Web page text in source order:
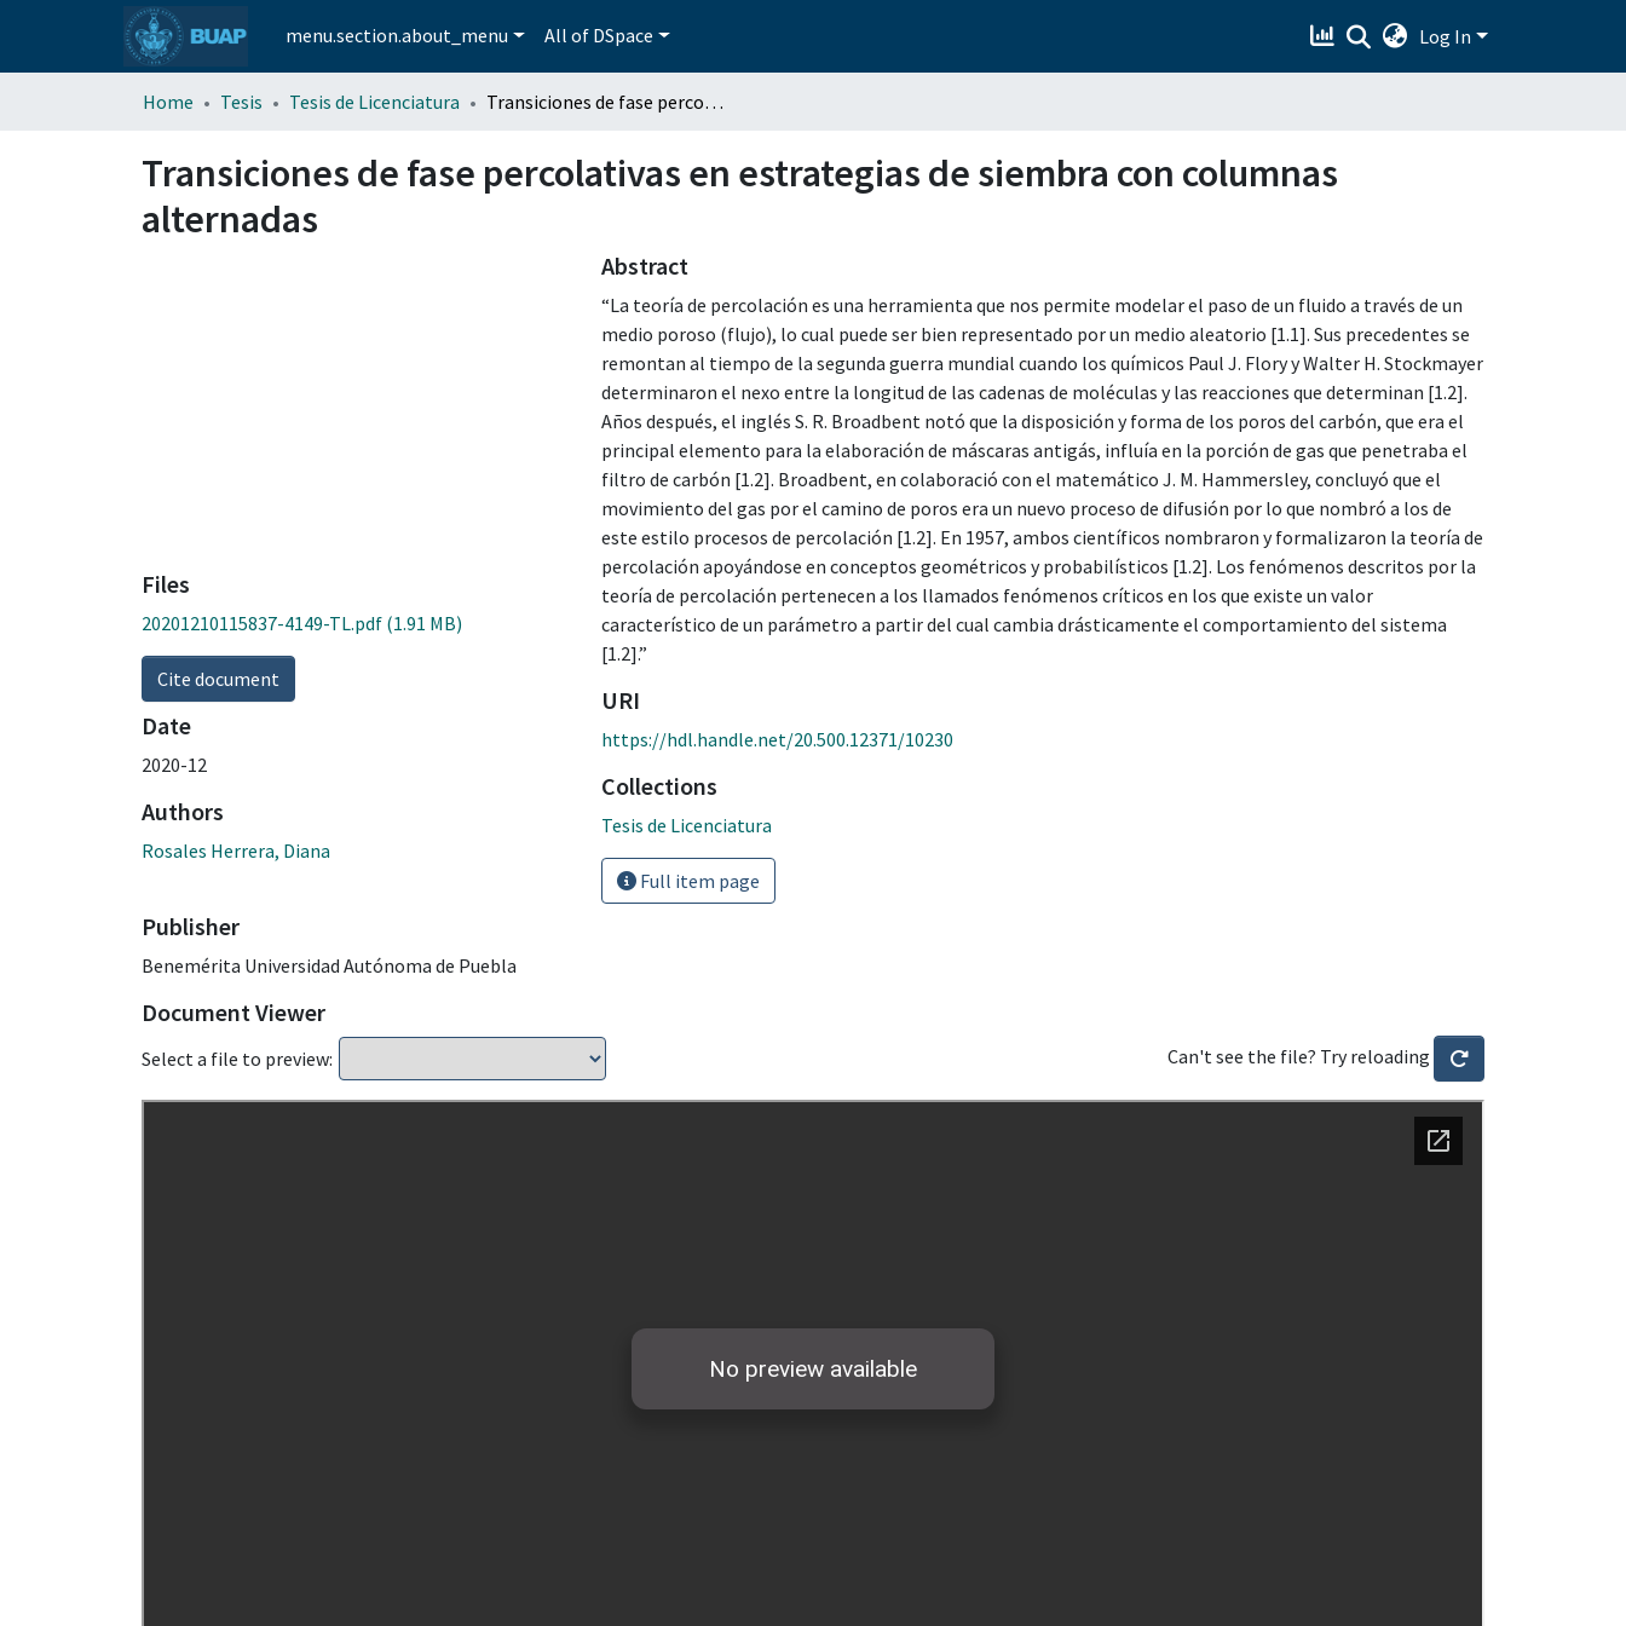
menu.section.about_menu All of DSpace Log In
Home Tesis Tesis de Licenciatura Transiciones de fase percolativas en estrategias de siembra con columnas alternadas
Transiciones de fase percolativas en estrategias de siembra con columnas
alternadas
Files
20201210115837-4149-TL.pdf (1.91 MB)
Cite document
Date
2020-12
Authors
Rosales Herrera, Diana
Publisher
Benemérita Universidad Autónoma de Puebla
Abstract
“La teoría de percolación es una herramienta que nos permite modelar el paso de un fluido a través de un
medio poroso (flujo), lo cual puede ser bien representado por un medio aleatorio [1.1]. Sus precedentes se
remontan al tiempo de la segunda guerra mundial cuando los químicos Paul J. Flory y Walter H. Stockmayer
determinaron el nexo entre la longitud de las cadenas de moléculas y las reacciones que determinan [1.2].
Años después, el inglés S. R. Broadbent notó que la disposición y forma de los poros del carbón, que era el
principal elemento para la elaboración de máscaras antigás, influía en la porción de gas que penetraba el
filtro de carbón [1.2]. Broadbent, en colaboració con el matemático J. M. Hammersley, concluyó que el
movimiento del gas por el camino de poros era un nuevo proceso de difusión por lo que nombró a los de
este estilo procesos de percolación [1.2]. En 1957, ambos científicos nombraron y formalizaron la teoría de
percolación apoyándose en conceptos geométricos y probabilísticos [1.2]. Los fenómenos descritos por la
teoría de percolación pertenecen a los llamados fenómenos críticos en los que existe un valor
característico de un parámetro a partir del cual cambia drásticamente el comportamiento del sistema
[1.2].”
URI
https://hdl.handle.net/20.500.12371/10230
Collections
Tesis de Licenciatura
Full item page
Document Viewer
Select a file to preview: Can't see the file? Try reloading